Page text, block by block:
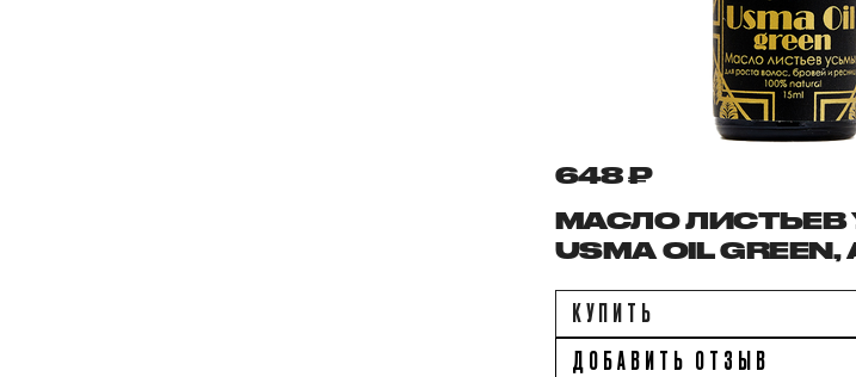
648 ₽
МАСЛО
USMA OIL GREEN,
КУПИТЬ
ДОБАВИТЬ ОТЗЫВ